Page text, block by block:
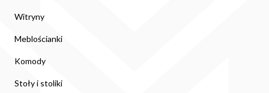
Witryny
Meblościanki
Komody
Stoły i stoliki